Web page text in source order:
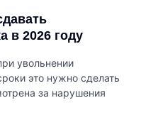
в 2026 году
увольнении
это нужно сделать
за нарушения